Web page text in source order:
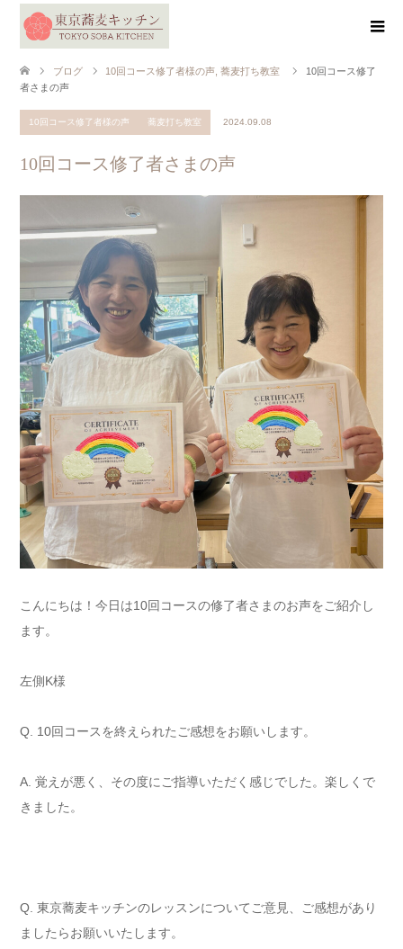
ブログ 10回コース修了者様の声 蕎麦打ち教室
10回コース修了
者さまの声
10回コース修了者様の声 蕎麦打ち教室 2024.09.08
10回コース修了者さまの声
こんにちは！今日は10回コースの修了者さまのお声をご紹介し
ます。
左側K様
Q. 10回コースを終えられたご感想をお願いします。
A. 覚えが悪く、その度にご指導いただく感じでした。楽しくで
きました。
Q. 東京蕎麦キッチンのレッスンについてご意見、ご感想があり
ましたらお願いいたします。